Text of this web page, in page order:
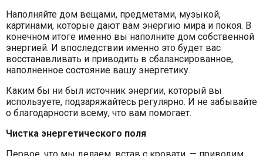
Наполняйте дом вещами, предметами, музыкой,
картинами, которые дают вам энергию мира и покоя. В
конечном итоге именно вы наполните дом собственной
энергией. И впоследствии именно это будет вас
восстанавливать и приводить в сбалансированное,
наполненное состояние вашу энергетику.
Каким бы ни был источник энергии, который вы
используете, подзаряжайтесь регулярно. И не забывайте
о благодарности всему, что вам помогает.
Чистка энергетического поля